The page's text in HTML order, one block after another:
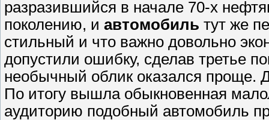
разразившийся в начале 70-х
поколению, и автомобиль тут же
стильный и что важно довольно
допустили ошибку, сделав третье
необычный облик оказался проще.
По итогу вышла обыкновенная
аудиторию подобный автомобиль